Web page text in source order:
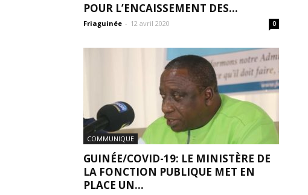
POUR L’ENCAISSEMENT DES...
Friaguinée - 12 avril 2020 0
COMMUNIQUE
GUINÉE/COVID-19: LE MINISTÈRE DE
LA FONCTION PUBLIQUE MET EN
PLACE UN...